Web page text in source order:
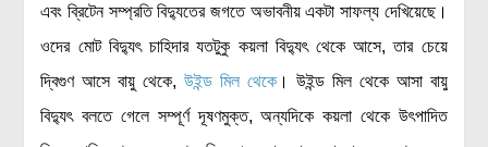
এবং ব্রিটেন সম্প্রতি বিদ্যুতের জগতে অভাবনীয় একটা সাফল্য দেখিয়েছে।
ওদের মোট বিদ্যুৎ চাহিদার যতটুকু কয়লা বিদ্যুৎ থেকে আসে, তার চেয়ে
দ্বিগুণ আসে বায়ু থেকে,উইন্ড মিল থেকে। উইন্ড মিল থেকে আসা বায়ু
বিদ্যুৎ বলতে গেলে সম্পূর্ণ দূষণমুক্ত, অন্যদিকে কয়লা থেকে উৎপাদিত